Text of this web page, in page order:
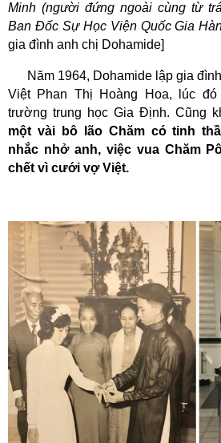
Minh (người đứng ngoài cùng từ
Ban Đốc Sự Học Viện Quốc Gia
gia đình anh chị Dohamide]
Năm 1964, Dohamide lập gia
Việt Phan Thị Hoàng Hoa, lúc
trường trung học Gia Định. Cũng
một vài bô lão Chăm có tinh
nhắc nhở anh, việc vua Chăm
chết vì cưới vợ Việt.